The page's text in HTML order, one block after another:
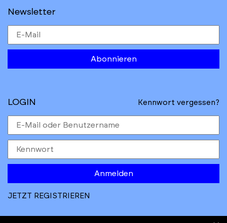
Newsletter
Abonnieren
LOGIN Kennwort vergessen?
Anmelden
JETZT REGISTRIEREN